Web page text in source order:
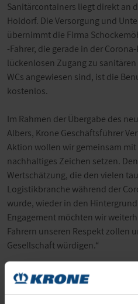
Sanitärcontainers liegt direkt an
Holdorf. Die Versorgung und
übernimmt die Firma
-Fahrer, die gerade in der
lückenlosen Zugang zu
WCs angewiesen sind, ist die
kostenlos.
Im Rahmen der Übergabe des
Albers, Krone Geschäftsführer
Aktion wollen wir gemeinsam
nachhaltiges Zeichen setzen.
Wertschätzung, die den vielen
Logistikbranche während der
wurde, wieder in den
Engagement möchten wir
Fahrern unseren Respekt zollen
Gesellschaft würdigen.“
Die Aufstellung der
Paul Schockemöhle Logistics im